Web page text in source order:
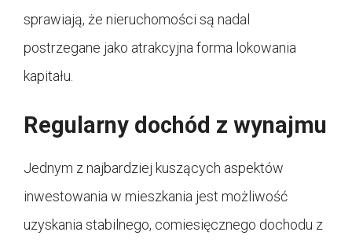
sprawiają, że nieruchomości są nadal
postrzegane jako atrakcyjna forma lokowania
kapitału.
Regularny dochód z wynajmu
Jednym z najbardziej kuszących aspektów
inwestowania w mieszkania jest możliwość
uzyskania stabilnego, comiesięcznego dochodu z